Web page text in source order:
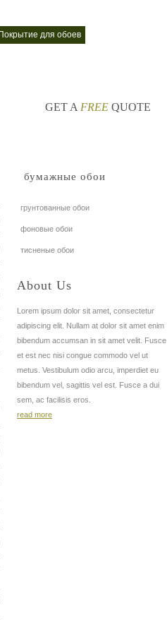
покрытие для обоев
GET A FREE QUOTE
бумажные обои
грунтованные обои
фоновые обои
тисненые обои
About Us
Lorem ipsum dolor sit amet, consectetur
adipiscing elit. Nullam at dolor sit amet enim
bibendum accumsan in sit amet velit. Fusce
et est nec nisi congue commodo vel ut
metus. Vestibulum odio arcu, imperdiet eu
bibendum vel, sagittis vel est. Fusce a dui
sem, ac facilisis eros.
read more